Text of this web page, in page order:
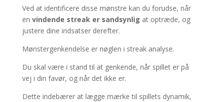
Ved at identificere disse mønstre kan du forudse, når
en vindende streak er sandsynlig at optræde, og
justere dine indsatser derefter.
Mønstergenkendelse er nøglen i streak analyse.
Du skal være i stand til at genkende, når spillet er på
vej i din favør, og når det ikke er.
Dette indebærer at lægge mærke til spillets dynamik,